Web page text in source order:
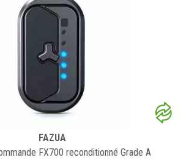
FAZUA
FX700 reconditionné Grade A